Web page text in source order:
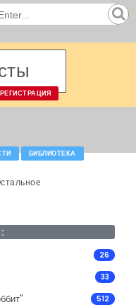
РЕГИСТРАЦИЯ
БИБЛИОТЕКА
26
33
512